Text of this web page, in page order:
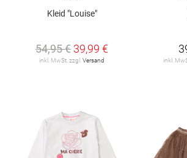
Kleid "Louise"
54,95 € 39,99 €
inkl. MwSt. zzgl. Versand inkl.